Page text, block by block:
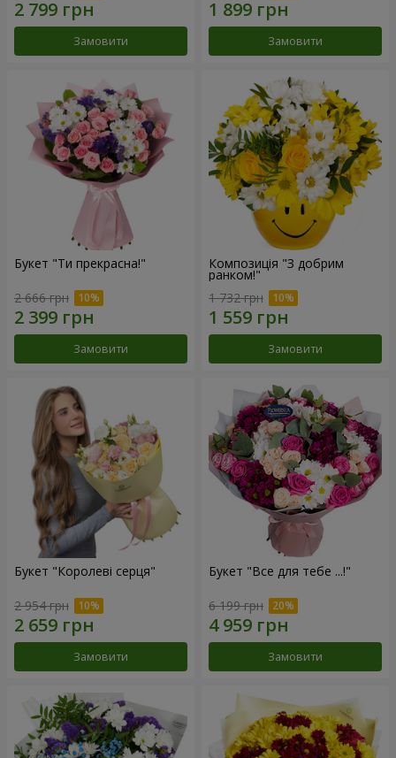
Замовити Замовити
Букет "Ти прекрасна!"
2 666 грн
Замовити
Композиція "З добрим
ранком!"
1 732 грн
Замовити
Букет "Королеві серця"
2 954 грн
Замовити
Букет "Все для тебе ...!"
6 199 грн
Замовити